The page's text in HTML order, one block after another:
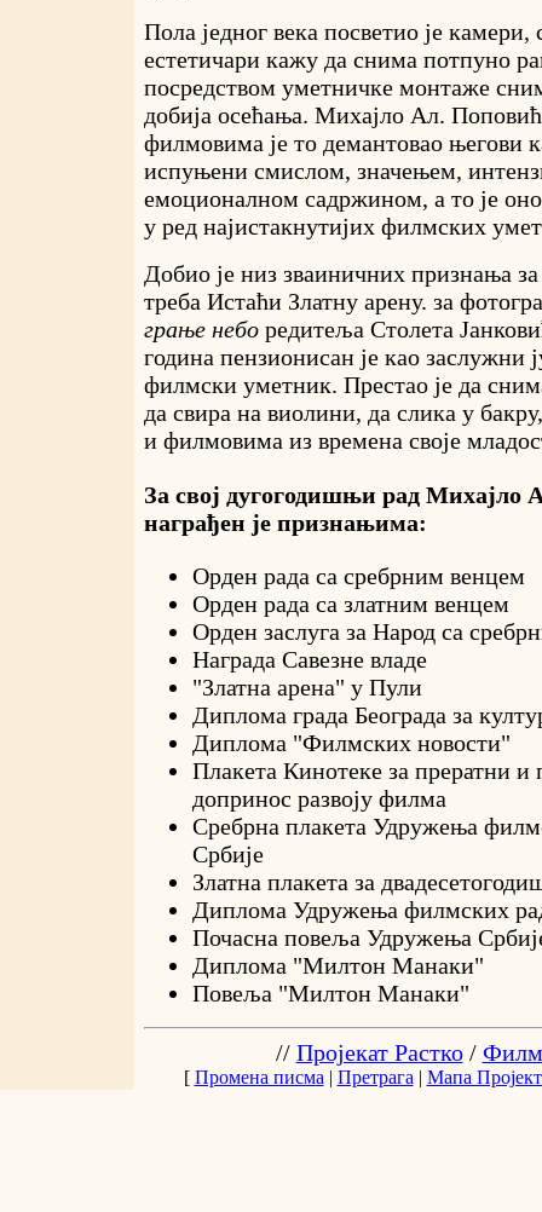
Пола једног века посветио је камери,
естетичари кажу да снима потпуно
посредством уметничке монтаже
добија осећања. Михајло Ал.
филмовима је то демантовао његови
испуњени смислом, значењем,
емоционалном садржином, а то је
у ред најистакнутијих филмских
Добио је низ зваиничних признања за
треба Истаћи Златну арену. за
грање небо редитеља Столета
година пензионисан је као заслужни
филмски уметник. Престао је да
да свира на виолини, да слика у
и филмовима из времена своје
За свој дугогодишњи рад Михајло
награђен је признањима:
Орден рада са сребрним венцем
Орден рада са златним венцем
Орден заслуга за Народ са
Награда Савезне владе
"Златна арена" у Пули
Диплома града Београда за
Диплома "Филмских новости"
Плакета Кинотеке за прератни и
допринос развоју филма
Сребрна плакета Удружења
Србије
Златна плакета за
Диплома Удружења филмских
Почасна повеља Удружења
Диплома "Милтон Манаки"
Повеља "Милтон Манаки"
// Пројекат Растко/
[ Промена писма| Претрага| Мапа